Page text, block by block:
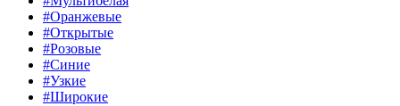
#Оранжевые
#Открытые
#Розовые
#Синие
#Узкие
#Широкие